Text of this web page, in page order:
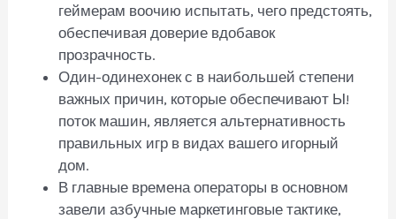
геймерам воочию испытать, чего предстоять,
обеспечивая доверие вдобавок
прозрачность.
Один-одинехонек с в наибольшей степени
важных причин, которые обеспечивают Ы!
поток машин, является альтернативность
правильных игр в видах вашего игорный
дом.
В главные времена операторы в основном
завели азбучные маркетинговые тактике,